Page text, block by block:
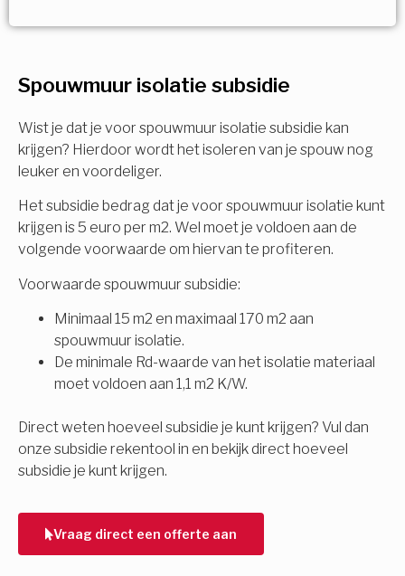
Spouwmuur isolatie subsidie
Wist je dat je voor spouwmuur isolatie subsidie kan
krijgen? Hierdoor wordt het isoleren van je spouw nog
leuker en voordeliger.
Het subsidie bedrag dat je voor spouwmuur isolatie kunt
krijgen is 5 euro per m2. Wel moet je voldoen aan de
volgende voorwaarde om hiervan te profiteren.
Voorwaarde spouwmuur subsidie:
Minimaal 15 m2 en maximaal 170 m2 aan
spouwmuur isolatie.
De minimale Rd-waarde van het isolatie materiaal
moet voldoen aan 1,1 m2 K/W.
Direct weten hoeveel subsidie je kunt krijgen? Vul dan
onze subsidie rekentool in en bekijk direct hoeveel
subsidie je kunt krijgen.
Vraag direct een offerte aan
Meerdere keuzes mogelijk
Isolatiemaatregel
Spouwisolatie
Vloerisolatie
Dakisolatie
Gevelisolatie
Vorige
subsidie!
Vul uw gegevens in en ontvang nu direct uw
berekening per mail.
Voornaam
Achternaam